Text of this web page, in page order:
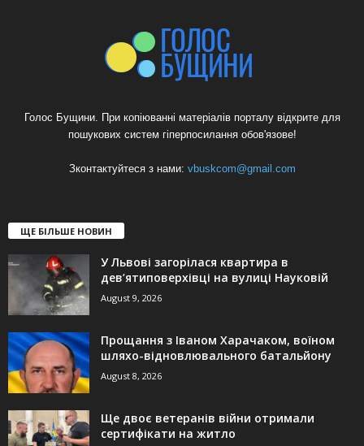
Голос Бущини. При копіюванні матеріалів порталу відкрите для
пошукових систем гіперпосилання обов'язове!
Зконтактуйтеся з нами: vbuskcom@gmail.com
ЩЕ БІЛЬШЕ НОВИН
У Львові загорілася квартира в
дев’ятиповерхівці на вулиці Науковій
August 9, 2026
Прощання з Іваном Харачаком, воїном
шляхо-відновлювального батальйону
August 8, 2026
Ще двоє ветеранів війни отримали
сертифікати на житло